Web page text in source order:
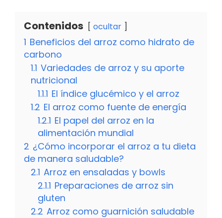
Contenidos ocultar
1 Beneficios del arroz como hidrato de
carbono
1.1 Variedades de arroz y su aporte
nutricional
1.1.1 El índice glucémico y el arroz
1.2 El arroz como fuente de energía
1.2.1 El papel del arroz en la
alimentación mundial
2 ¿Cómo incorporar el arroz a tu dieta
de manera saludable?
2.1 Arroz en ensaladas y bowls
2.1.1 Preparaciones de arroz sin
gluten
2.2 Arroz como guarnición saludable